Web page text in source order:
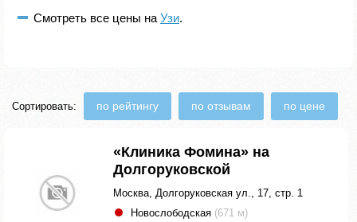
Смотреть все цены на Узи.
Сортировать: по рейтингу по отзывам по цене
«Клиника Фомина» на
Долгоруковской
Москва, Долгоруковская ул., 17, стр. 1
Новослободская (671 м)